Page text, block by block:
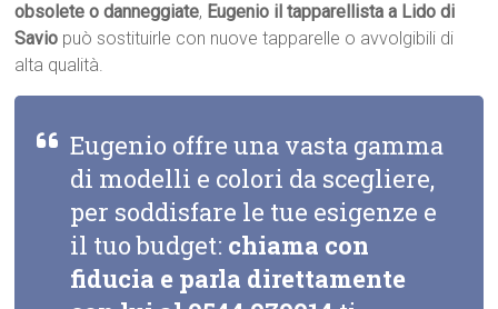
obsolete o danneggiate, Eugenio il tapparellista a Lido di
Savio può sostituirle con nuove tapparelle o avvolgibili di
alta qualità.
Eugenio offre una vasta gamma
di modelli e colori da scegliere,
per soddisfare le tue esigenze e
il tuo budget: chiama con
fiducia e parla direttamente